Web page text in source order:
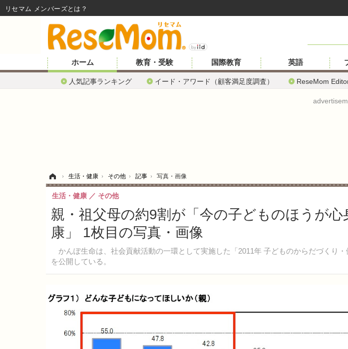
ホーム
人気記事ランキング イード・アワード（顧客満足度調査） ReseMom
教育・受験 国際教育 英語
› 生活・健康 › その他 › 記事 › 写真・画像
親・祖父母の約9割が「今の子どものほうが心
康」 1枚目の写真・画像
かんぽ生命は、社会貢献活動の一環として実施した「2011年 子どものからだづくり
を公開している。
生活・健康 その他
リセマム メンバーズ